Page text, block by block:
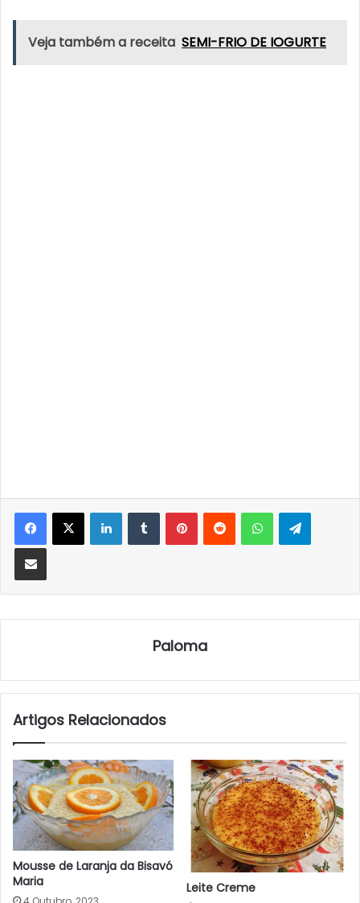
Veja também a receita SEMI-FRIO DE IOGURTE
LinkedInTumblrPinterestReddit WhatsApp
Partilhar Via Email
Paloma
Artigos Relacionados
Mousse de Laranja da Bisavó
Maria
Leite Creme